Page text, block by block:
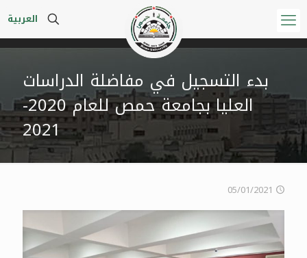
العربية
بدء التسجيل في مفاضلة الدراسات
العليا بجامعة حمص للعام 2020-
2021
05/01/2021